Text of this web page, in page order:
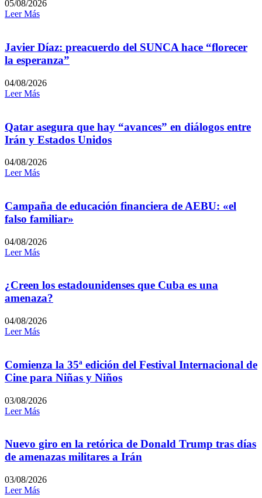
05/08/2026
Leer Más
Javier Díaz: preacuerdo del SUNCA hace “florecer
la esperanza”
04/08/2026
Leer Más
Qatar asegura que hay “avances” en diálogos entre
Irán y Estados Unidos
04/08/2026
Leer Más
Campaña de educación financiera de AEBU: «el
falso familiar»
04/08/2026
Leer Más
¿Creen los estadounidenses que Cuba es una
amenaza?
04/08/2026
Leer Más
Comienza la 35ª edición del Festival Internacional de
Cine para Niñas y Niños
03/08/2026
Leer Más
Nuevo giro en la retórica de Donald Trump tras días
de amenazas militares a Irán
03/08/2026
Leer Más